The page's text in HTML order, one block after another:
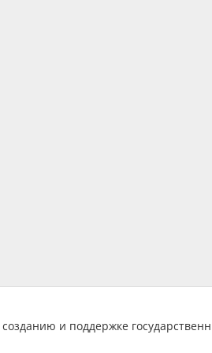
и поддержке